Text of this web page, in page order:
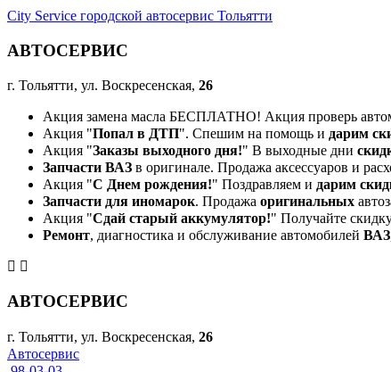
City Service городской автосервис Тольятти
АВТОСЕРВИС
г. Тольятти, ул. Воскресенская, 26
Акция замена масла БЕСПЛАТНО! Акция проверь
Акция "Попал в ДТП". Спешим на помощь и дарим
Акция "Заказы выходного дня!" В выходные дни
Запчасти ВАЗ в оригинале. Продажа аксессуаров и
Акция "С Днем рождения!" Поздравляем и дарим
Запчасти для иномарок. Продажа оригинальных
Акция "Сдай старый аккумулятор!" Получайте
Ремонт, диагностика и обслуживание автомобилей ВАЗ
АВТОСЕРВИС
г. Тольятти, ул. Воскресенская, 26
Автосервис